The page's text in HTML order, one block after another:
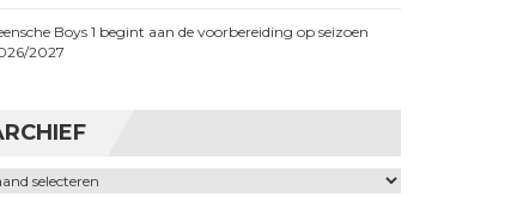
Boys 1 begint aan de voorbereiding op seizoen
2027